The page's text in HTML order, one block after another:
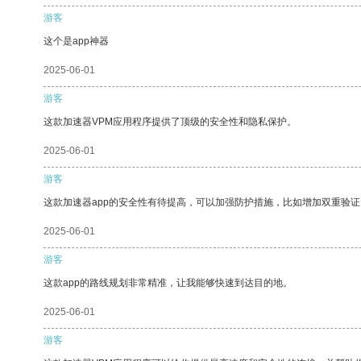
游客
这个是app神器
2025-06-01
游客
这款加速器VPM应用程序提供了顶级的安全性和隐私保护。
2025-06-01
游客
这款加速器app的安全性有待提高，可以加强防护措施，比如增加双重验
2025-06-01
游客
这款app的路线规划非常精准，让我能够快速到达目的地。
2025-06-01
游客